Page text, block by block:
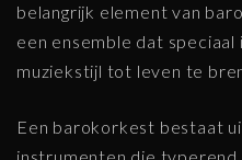
belangrijk element van
een ensemble dat speciaal
muziekstijl tot leven te
Een barokorkest bestaat